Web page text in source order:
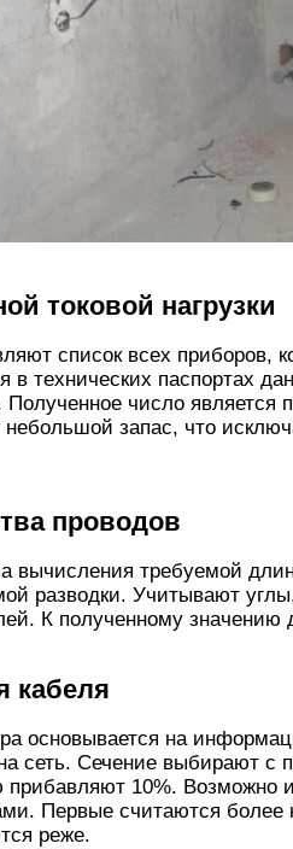
токовой нагрузки
список всех приборов,
в технических паспортах
число является
запас, что
проводов
вычисления требуемой
разводки. Учитывают
К полученному значению
кабеля
основывается на
сеть. Сечение выбирают
прибавляют 10%. Возможно
Первые считаются более
реже.